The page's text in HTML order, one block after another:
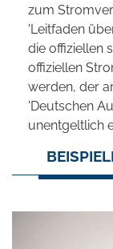
zum
'Leitfaden
die offiziellen
offiziellen
werden, der
'Deutschen
unentgeltlich